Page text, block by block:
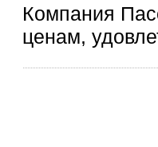
Компания
ценам,